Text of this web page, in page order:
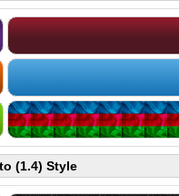
(1.4) Style